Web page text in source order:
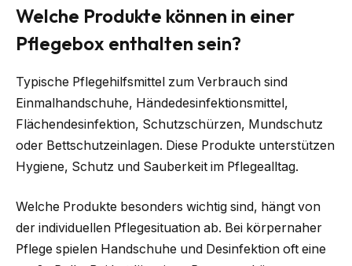
Welche Produkte können in einer
Pflegebox enthalten sein?
Typische Pflegehilfsmittel zum Verbrauch sind
Einmalhandschuhe, Händedesinfektionsmittel,
Flächendesinfektion, Schutzschürzen, Mundschutz
oder Bettschutzeinlagen. Diese Produkte unterstützen
Hygiene, Schutz und Sauberkeit im Pflegealltag.
Welche Produkte besonders wichtig sind, hängt von
der individuellen Pflegesituation ab. Bei körpernaher
Pflege spielen Handschuhe und Desinfektion oft eine